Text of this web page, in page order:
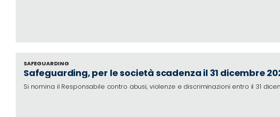
Infrastrutture
Outraged
Notizie
SAFEGUARDING
Safeguarding, per le società scadenza il 31 dicembre
Si nomina il Responsabile contro abusi, violenze e discriminazioni entro il 31